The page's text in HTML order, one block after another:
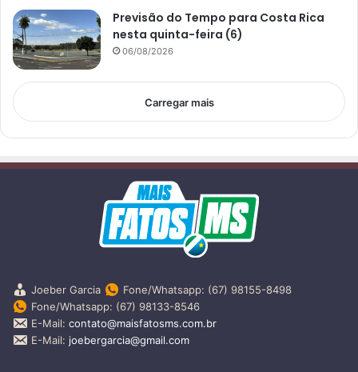
Previsão do Tempo para Costa Rica
nesta quinta-feira (6)
06/08/2026
Carregar mais
Joeber Garcia
Fone/Whatsapp: (67) 98155-8498
Fone/Whatsapp: (67) 98133-8546
E-Mail: contato@maisfatosms.com.br
E-Mail: joebergarcia@gmail.com